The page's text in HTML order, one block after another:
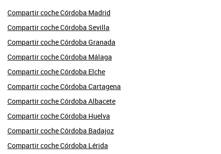
Compartir coche Córdoba Madrid
Compartir coche Córdoba Sevilla
Compartir coche Córdoba Granada
Compartir coche Córdoba Málaga
Compartir coche Córdoba Elche
Compartir coche Córdoba Cartagena
Compartir coche Córdoba Albacete
Compartir coche Córdoba Huelva
Compartir coche Córdoba Badajoz
Compartir coche Córdoba Lérida